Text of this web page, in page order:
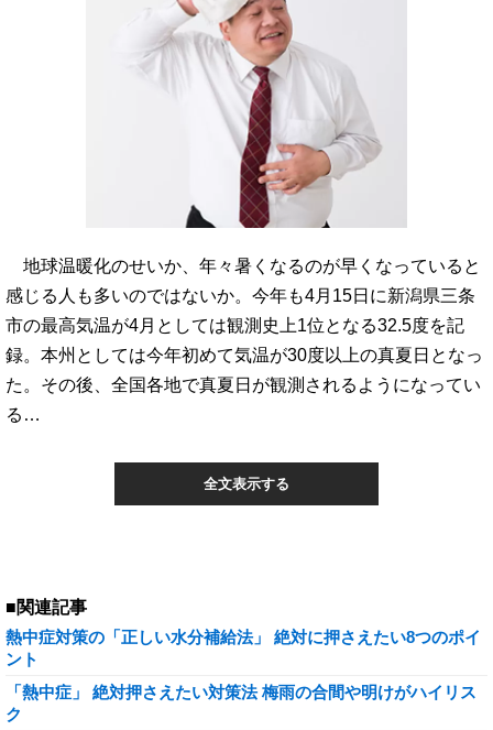
地球温暖化のせいか、年々暑くなるのが早くなっていると
感じる人も多いのではないか。今年も4月15日に新潟県三条
市の最高気温が4月としては観測史上1位となる32.5度を記
録。本州としては今年初めて気温が30度以上の真夏日となっ
た。その後、全国各地で真夏日が観測されるようになってい
る…
全文表示する
■関連記事
熱中症対策の「正しい水分補給法」 絶対に押さえたい8つのポイ
ント
「熱中症」 絶対押さえたい対策法 梅雨の合間や明けがハイリス
ク